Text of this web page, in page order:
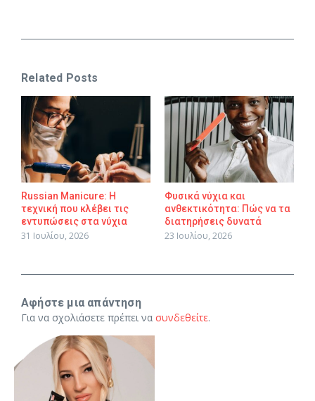
Related Posts
Russian Manicure: Η
τεχνική που κλέβει τις
εντυπώσεις στα νύχια
31 Ιουλίου, 2026
Φυσικά νύχια και
ανθεκτικότητα: Πώς να τα
διατηρήσεις δυνατά
23 Ιουλίου, 2026
Αφήστε μια απάντηση
Για να σχολιάσετε πρέπει να συνδεθείτε.